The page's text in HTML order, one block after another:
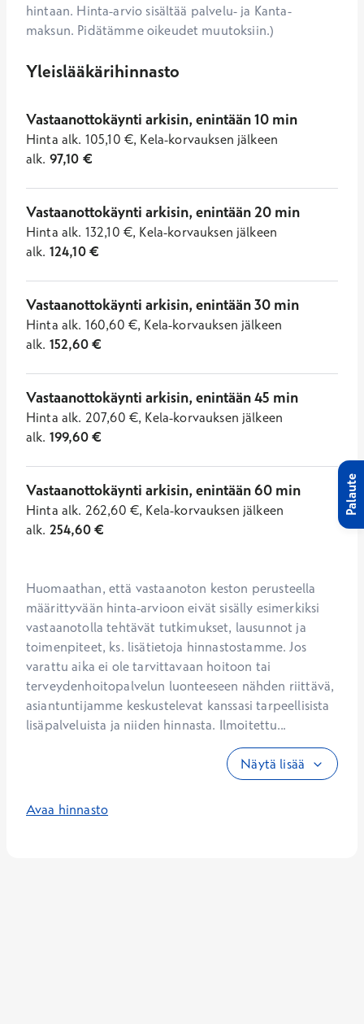
hintaan. Hinta-arvio sisältää palvelu- ja Kanta-
maksun. Pidätämme oikeudet muutoksiin.)
Yleislääkärihinnasto
Vastaanottokäynti arkisin, enintään 10 min
Hinta alk. 105,10 €, Kela-korvauksen jälkeen
alk. 97,10 €
Vastaanottokäynti arkisin, enintään 20 min
Hinta alk. 132,10 €, Kela-korvauksen jälkeen
alk. 124,10€
Vastaanottokäynti arkisin, enintään 30 min
Hinta alk. 160,60 €, Kela-korvauksen jälkeen
alk. 152,60€
Vastaanottokäynti arkisin, enintään 45 min
Hinta alk. 207,60 €, Kela-korvauksen jälkeen
alk. 199,60€
Vastaanottokäynti arkisin, enintään 60 min
Hinta alk. 262,60 €, Kela-korvauksen jälkeen
alk. 254,60€
Huomaathan, että vastaanoton keston perusteella
määrittyvään hinta-arvioon eivät sisälly esimerkiksi
vastaanotolla tehtävät tutkimukset, lausunnot ja
toimenpiteet, ks. lisätietoja hinnastostamme. Jos
varattu aika ei ole tarvittavaan hoitoon tai
terveydenhoitopalvelun luonteeseen nähden riittävä,
asiantuntijamme keskustelevat kanssasi tarpeellisista
lisäpalveluista ja niiden hinnasta. Ilmoitettu...
Näytä lisää
Avaa hinnasto
Palaute